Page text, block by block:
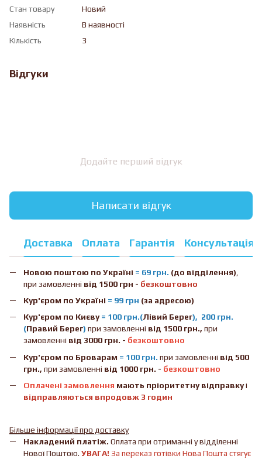
Стан товару
Новий
Наявність
В наявності
Кількість
3
Відгуки
Додайте перший відгук
Написати відгук
Доставка Оплата Гарантія Консультація
Новою поштою по Україні = 69 грн. (до відділення)
при замовленні від 1500 грн - безкоштовно
Кур'єром по Україні = 99 грн (за адресою)
Кур'єром по Києву= 100 грн.(Лівий Берег), 200 грн.
(Правий Берег) при замовленні від 1500 грн., при
замовленні від 3000 грн. - безкоштовно
Кур'єром по Броварам = 100 грн. при замовленні від 500
грн., при замовленні від 1000 грн. - безкоштовно
Оплачені замовлення мають пріоритетну відправкуі
відправляються впродовж 3 годин
Більше інформації про доставку
Накладений платіж. Оплата при отриманні у відділенні
Нової Поштою. УВАГА! За переказ готівки Нова Пошта стягує